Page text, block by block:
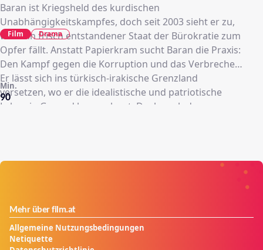
Baran ist Kriegsheld des kurdischen
Unabhängigkeitskampfes, doch seit 2003 sieht er zu,
wie sein frisch entstandener Staat der Bürokratie zum
Opfer fällt. Anstatt Papierkram sucht Baran die Praxis:
Den Kampf gegen die Korruption und das Verbrechen.
Er lässt sich ins türkisch-irakische Grenzland
versetzen, wo er die idealistische und patriotische
Lehrerin Govend kennenlernt. Doch auch das
90
Min.
Film Drama
Mehr über film.at
Allgemeine Nutzungsbedingungen
Netiquette